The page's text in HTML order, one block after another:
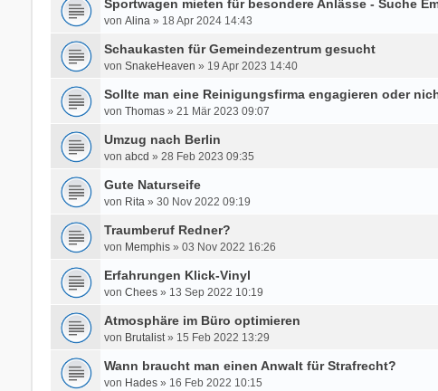
Sportwagen mieten für besondere Anlässe - Suche
von Alina» 18 Apr 2024 14:43
Schaukasten für Gemeindezentrum gesucht
von SnakeHeaven » 19 Apr 2023 14:40
Sollte man eine Reinigungsfirma engagieren oder
von Thomas» 21 Mär 2023 09:07
Umzug nach Berlin
von abcd » 28 Feb 2023 09:35
Gute Naturseife
von Rita» 30 Nov 2022 09:19
Traumberuf Redner?
von Memphis» 03 Nov 2022 16:26
Erfahrungen Klick-Vinyl
von Chees» 13 Sep 2022 10:19
Atmosphäre im Büro optimieren
von Brutalist» 15 Feb 2022 13:29
Wann braucht man einen Anwalt für Strafrecht?
von Hades» 16 Feb 2022 10:15